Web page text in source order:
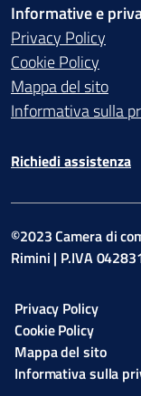
Informative e
Privacy Policy
Cookie Policy
Mappa del sito
Informativa sulla
Richiedi assistenza
©2023 Camera di
Rimini | P.IVA
Privacy Policy
Cookie Policy
Mappa del sito
Informativa sulla